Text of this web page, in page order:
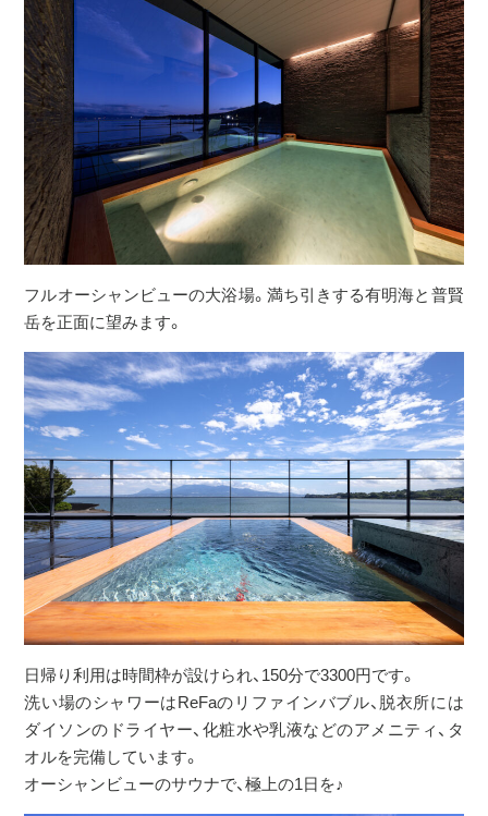
フルオーシャンビューの大浴場。満ち引きする有明海と普賢
岳を正面に望みます。
日帰り利用は時間枠が設けられ、150分で3300円です。
洗い場のシャワーはReFaのリファインバブル、脱衣所には
ダイソンのドライヤー、化粧水や乳液などのアメニティ、タ
オルを完備しています。
オーシャンビューのサウナで、極上の1日を♪